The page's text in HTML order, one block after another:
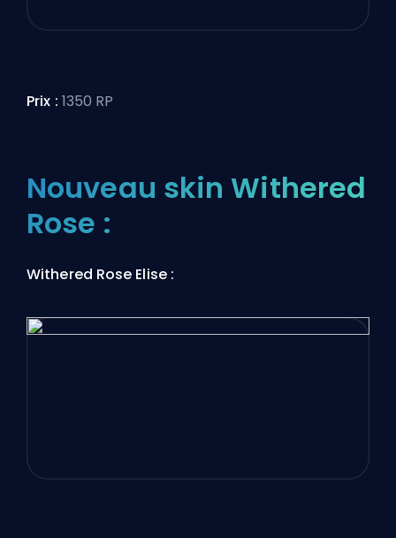
Prix : 1350 RP
Nouveau skin Withered
Rose :
Withered Rose Elise :